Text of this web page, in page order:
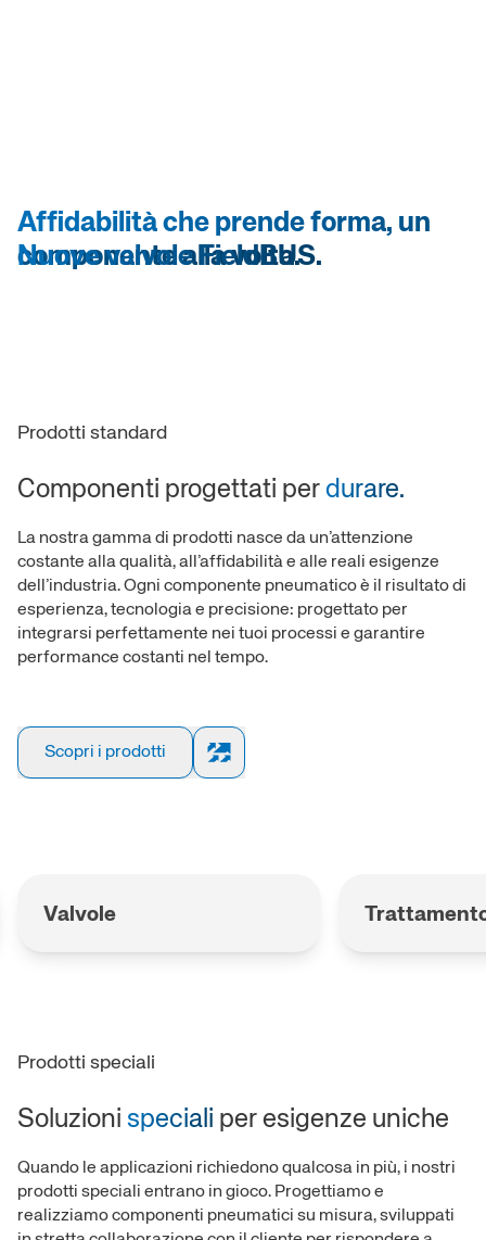
Affidabilità che prende forma, un
componente alla volta.
Nuove valvole FieldBUS.
Prodotti standard
Componenti progettati per durare.
La nostra gamma di prodotti nasce da un’attenzione
costante alla qualità, all’affidabilità e alle reali esigenze
dell’industria. Ogni componente pneumatico è il risultato di
esperienza, tecnologia e precisione: progettato per
integrarsi perfettamente nei tuoi processi e garantire
performance costanti nel tempo.
Scopri i prodotti
Valvole
Prodotti speciali
Soluzioni speciali per esigenze uniche
Quando le applicazioni richiedono qualcosa in più, i nostri
prodotti speciali entrano in gioco. Progettiamo e
realizziamo componenti pneumatici su misura, sviluppati